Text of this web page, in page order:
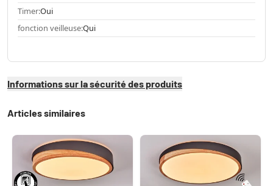
Timer:Oui
fonction veilleuse:Qui
Informations sur la sécurité des produits
Articles similaires